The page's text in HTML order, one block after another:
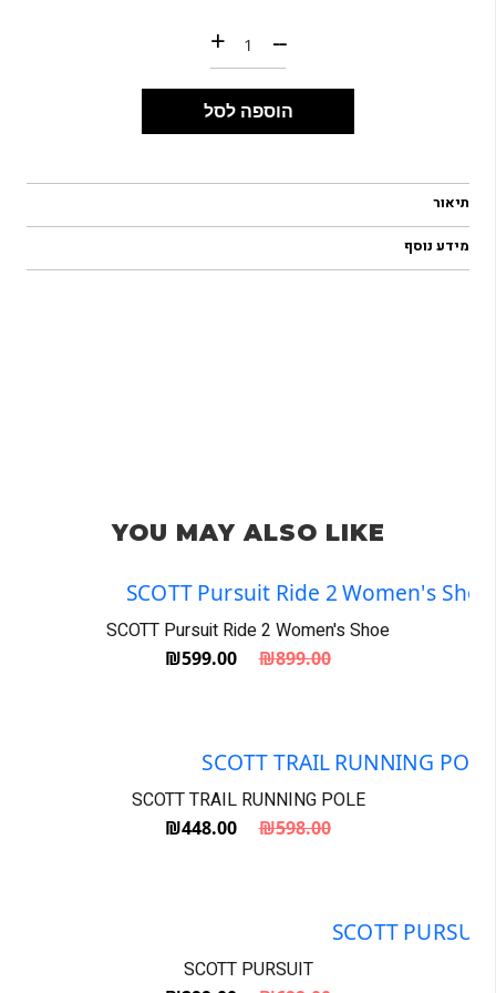
כמות של SCOTT ENDURANCE LT WOMEN'S TANK -BLACK --
+
הוספה לסל
תיאור
מידע נוסף
YOU MAY ALSO LIKE
SCOTT Pursuit Ride 2 Women's Shoe
₪899.00 המחיר המקורי היה: ₪899.00.
₪599.00
המחיר הנוכחי הוא: ₪599.00.
SCOTT TRAIL RUNNING POLE
₪598.00 המחיר המקורי היה: ₪598.00.
₪448.00
המחיר הנוכחי הוא: ₪448.00.
SCOTT PURSUIT